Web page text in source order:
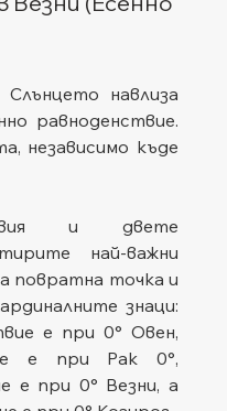
навлиза
равноденствие.
независимо къде
и двете
най-важни
повратна точка и
знаци:
е при 0° Овен,
е при Рак 0°,
е при 0° Везни, а